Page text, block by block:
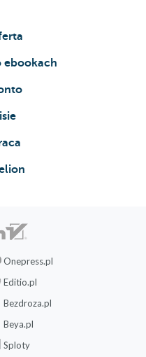
ebookach
Onepress.pl
Editio.pl
Bezdroza.pl
Beya.pl
Sploty